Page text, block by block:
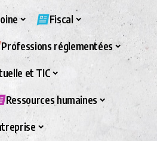
Fiscal
Professions réglementées
et TIC
Ressources humaines